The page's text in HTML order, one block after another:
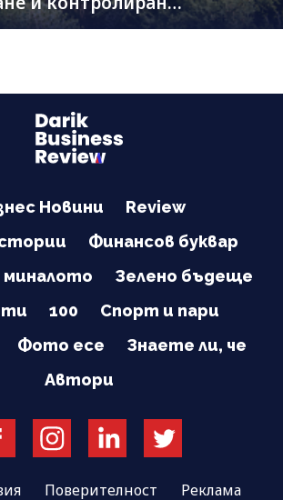
Новини
Review
Финансов буквар
Зелено бъдеще
100
Спорт и пари
Фото есе
Знаете ли, че
Автори
Поверителност Реклама